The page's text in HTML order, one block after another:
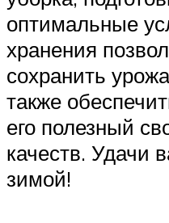
оптимальные
хранения
сохранить
также
его полезный
качеств. Удачи
зимой!